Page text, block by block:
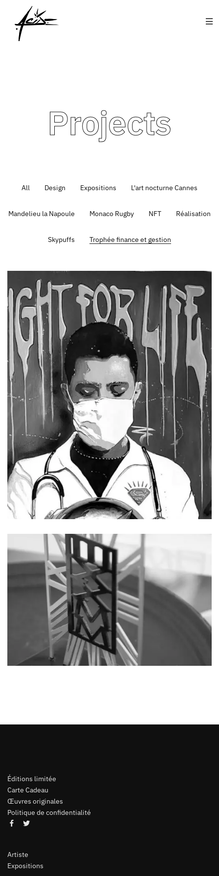
Projects
All Design Expositions L'art nocturne Cannes
Mandelieu la Napoule Monaco Rugby NFT Réalisation
Skypuffs Trophée finance et gestion
Éditions limitée
Carte Cadeau
Œuvres originales
Politique de confidentialité
Artiste
Expositions